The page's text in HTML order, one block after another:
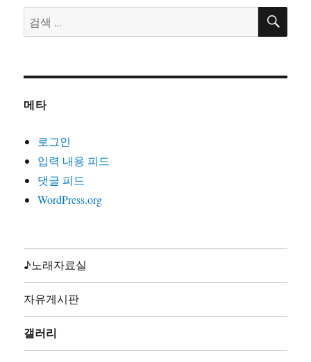
19. 노동악법철폐가(글곡편 김호철,노래 노노단,전노협2
집1992)
20. 노동의땅에(글곡편 김호철,노래 박은영,박은영1집
23. 노동자선언(글곡 김호철,노래 꽃다지,노가공1995)
호철,노래 지민주,2013)
27. 농민가(곡편 김호철,노래 합창,노동의소리2006)
31. 동지(글곡 박철환,편 김호철,노래 합창,노동의소리
2006)
32. 동지가있기에(글곡편 김호철,노래 박준,박준2집2003)
33. 동지의발자욱(글곡편 김호철,노래 노노단,전노협1집
검
색:
검
메타
로그인
입력 내용 피드
댓글 피드
WordPress.org
♪노래자료실
자유게시판
갤러리